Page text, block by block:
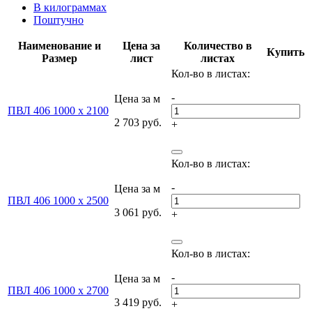
В килограммах
Поштучно
Наименование и
Размер
Цена за
лист
Количество в
листах
Купить
ПВЛ 406 1000 х 2100
Цена за м
2 703 руб.
-
+
ПВЛ 406 1000 х 2500
Цена за м
3 061 руб.
-
+
ПВЛ 406 1000 х 2700
Цена за м
3 419 руб.
-
+